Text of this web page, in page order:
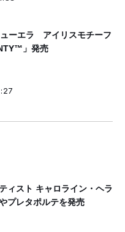
ーエラ アイリスモチーフ
」発売
ィスト キャロライン・ヘラ
プレタポルテを発売